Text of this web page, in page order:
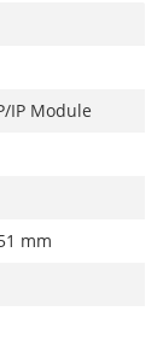
IP Module
mm